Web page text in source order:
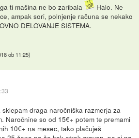
ti mašina ne bo zaribala
Halo. Ne
ampak sori, polnjenje računa se nekako
DELOVANJE SISTEMA.
ob 11:25)
draga naročniška razmerja za
Naročnine so od 15€+ potem te premami
10€+ na mesec, tako plačuješ